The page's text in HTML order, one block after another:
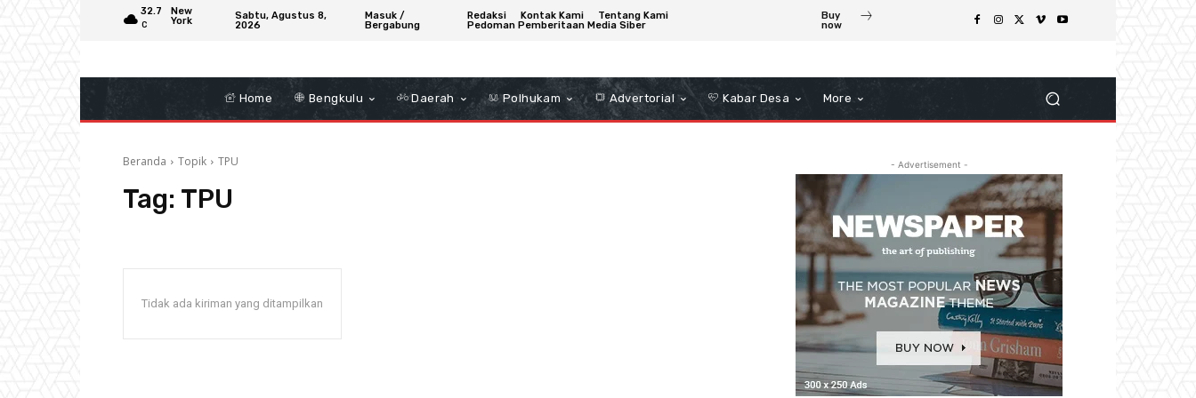
32.7
C
New
York
Sabtu, Agustus 8,
2026
Masuk /
Bergabung
Redaksi Kontak Kami
Tentang Kami
Pedoman Pemberitaan Media Siber
Buy
now
Home Bengkulu Daerah Polhukam Advertorial Kabar Desa More
Beranda Topik TPU
Tag: TPU
Tidak ada kiriman yang ditampilkan
- Advertisement -